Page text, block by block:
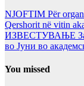
NJOFTIM Për
Qershorit në vitin
ИЗВЕСТУВАЊЕ За
во Јуни во
You missed